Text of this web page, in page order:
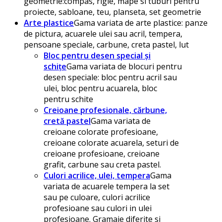
proiecte, sabloane, teu, planseta, set geometrie
Arte plasticeGama variata de arte plastice: panze
de pictura, acuarele ulei sau acril, tempera,
pensoane speciale, carbune, creta pastel, lut
Bloc pentru desen special și
schițeGama variata de blocuri pentru
desen speciale: bloc pentru acril sau
ulei, bloc pentru acuarela, bloc
pentru schite
Creioane profesionale, cărbune,
cretă pastelGama variata de
creioane colorate profesioane,
creioane colorate acuarela, seturi de
creioane profesioane, creioane
grafit, carbune sau creta pastel.
Culori acrilice, ulei, temperaGama
variata de acuarele tempera la set
sau pe culoare, culori acrilice
profesioane sau culori in ulei
profesioane. Gramaje diferite si